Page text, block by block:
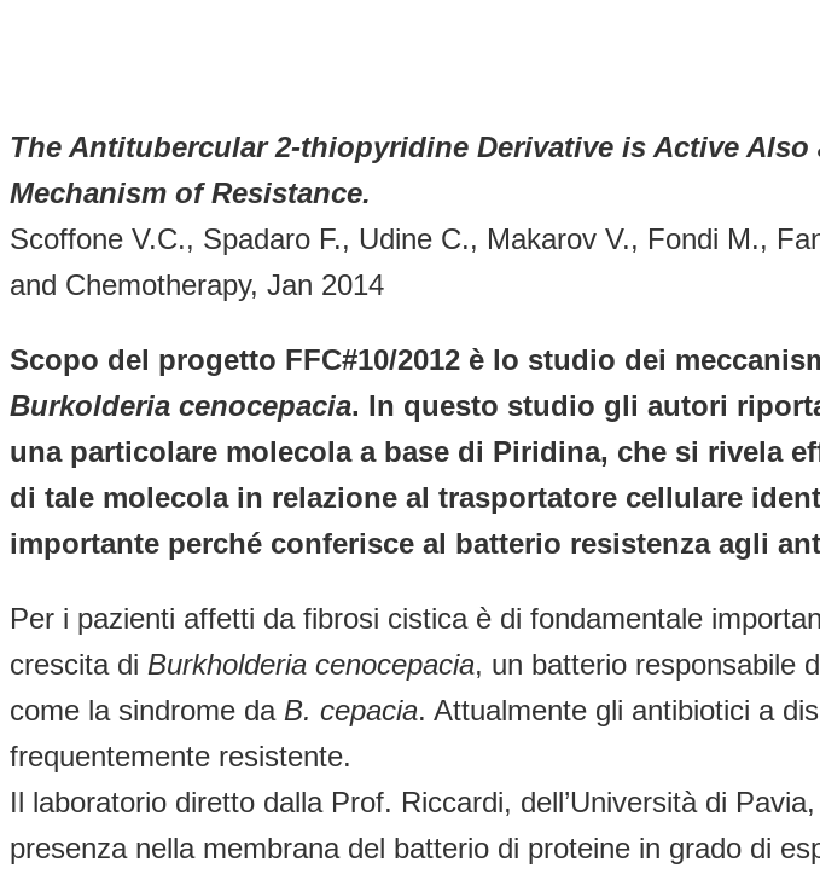
The Antitubercular 2-thiopyridine Derivative is Active
Mechanism of Resistance.
Scoffone V.C., Spadaro F., Udine C., Makarov V., Fondi M.,
and Chemotherapy, Jan 2014
Scopo del progetto FFC#10/2012 è lo studio dei
Burkolderia cenocepacia. In questo studio gli autori
una particolare molecola a base di Piridina, che si rivela
di tale molecola in relazione al trasportatore cellulare
importante perché conferisce al batterio resistenza agli
Per i pazienti affetti da fibrosi cistica è di fondamentale
crescita di Burkholderia cenocepacia, un batterio responsabile
come la sindrome da B. cepacia. Attualmente gli antibiotici a
frequentemente resistente.
Il laboratorio diretto dalla Prof. Riccardi, dell’Università di
presenza nella membrana del batterio di proteine in grado di